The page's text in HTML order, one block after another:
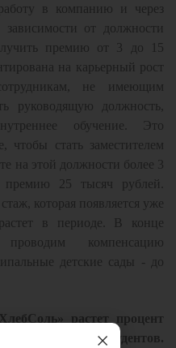
в компанию и через
от должности
премию от 3 до 15
на карьерный рост
не имеющим
руководящую должность,
обучение. Это
чтобы стать заместителем
на этой должности более 3
премию 25 тысяч рублей.
которая появляется уже
в периоде. В конце
компенсацию
детские сады - до
растет процент
числе студентов.